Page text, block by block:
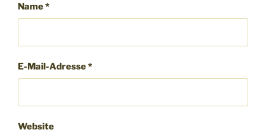
Name*
E-Mail-Adresse*
Website